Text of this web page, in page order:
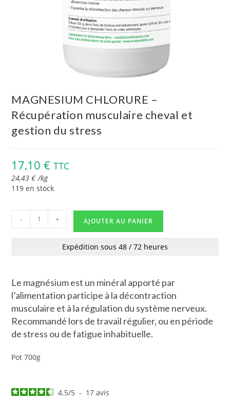
MAGNESIUM CHLORURE –
Récupération musculaire cheval et
gestion du stress
17,10€ TTC
24,43€ /kg
119 en stock
- + AJOUTER AU PANIER
Expédition sous 48 / 72 heures
Le magnésium est un minéral apporté par
l’alimentation participe à la décontraction
musculaire et à la régulation du système nerveux.
Recommandé lors de travail régulier, ou en période
de stress ou de fatigue inhabituelle.
Pot 700g
4.5/5 - 17avis